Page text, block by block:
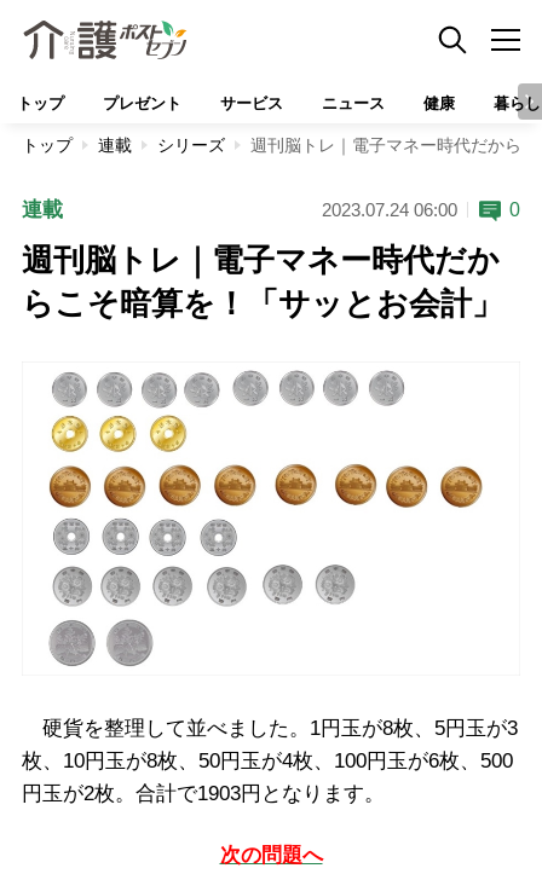
トップ プレゼント サービス ニュース 健康 暮らし
トップ 連載 シリーズ 週刊脳トレ｜電子マネー時代だから
連載 2023.07.24 06:00 0
週刊脳トレ｜電子マネー時代だか
らこそ暗算を！「サッとお会計」
硬貨を整理して並べました。1円玉が8枚、5円玉が3
枚、10円玉が8枚、50円玉が4枚、100円玉が6枚、500
円玉が2枚。合計で1903円となります。
次の問題へ